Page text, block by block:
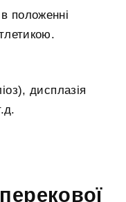
положенні
дисплазія